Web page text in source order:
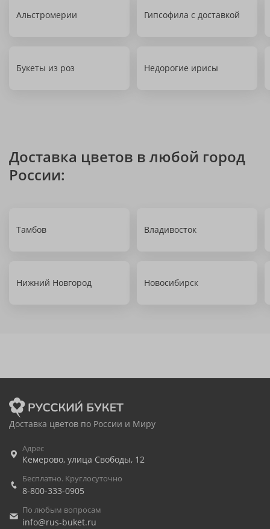
Альстромерии Гипсофила с доставкой
Букеты из роз Недорогие ирисы
Доставка цветов в любой город
России:
Тамбов Владивосток
Нижний Новгород Новосибирск
Доставка цветов по России и Миру
Адрес
Кемерово, улица Свободы, 12
Бесплатно. Круглосуточно
8-800-333-0905
По любым вопросам
info@rus-buket.ru